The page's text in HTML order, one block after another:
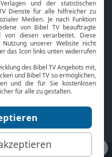
Nächster Gottesdienst
Service
Kontakt
TV-Empfang